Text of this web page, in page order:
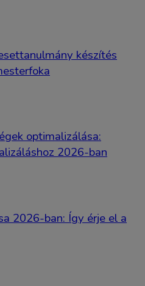
készítés
optimalizálása:
2026-ban
2026-ban: Így érje el a